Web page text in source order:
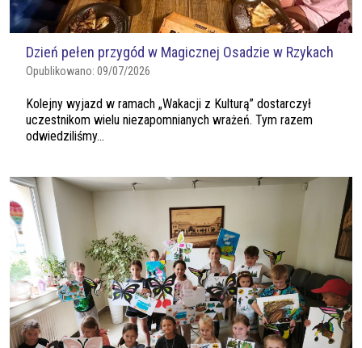
Dzień pełen przygód w Magicznej Osadzie w Rzykach
Opublikowano: 09/07/2026
Kolejny wyjazd w ramach „Wakacji z Kulturą” dostarczył
uczestnikom wielu niezapomnianych wrażeń. Tym razem
odwiedziliśmy...